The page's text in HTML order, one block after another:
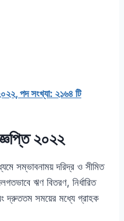
পদ সংখ্যা: ২১৬৪ টি
২০২২
সম্ভাবনাময় দরিদ্র ও সীমিত
ঋণ বিতরণ, নির্ধারিত
দ্রুততম সময়ের মধ্যে গ্রাহক